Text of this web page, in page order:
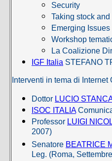
Security
Taking stock
Emerging Issues
Workshop
La Coalizione
IGF Italia STEFANO
Interventi in tema di Internet
Dottor LUCIO
ISOC ITALIA
Professor LUIGI
2007)
Senatore BEATRICE
Leg. (Roma,